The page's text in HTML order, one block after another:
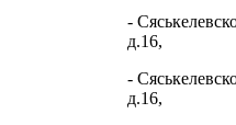
-
д.16,
-
д.16,